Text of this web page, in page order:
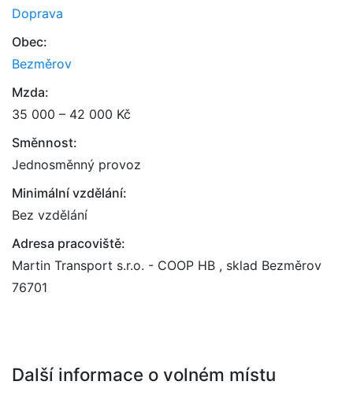
Doprava
Obec:
Bezměrov
Mzda:
35 000 – 42 000 Kč
Směnnost:
Jednosměnný provoz
Minimální vzdělání:
Bez vzdělání
Adresa pracoviště:
Martin Transport s.r.o. - COOP HB , sklad Bezměrov
76701
Další informace o volném místu